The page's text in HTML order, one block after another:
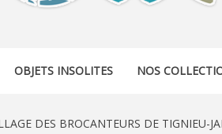
OBJETS INSOLITES NOS
DES BROCANTEURS DE TIGNIEU-